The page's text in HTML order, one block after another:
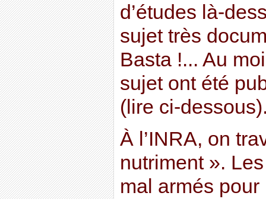
d’études là-
sujet très
Basta !... Au
sujet ont été
(lire ci-
À l’INRA, on
nutriment ».
mal armés